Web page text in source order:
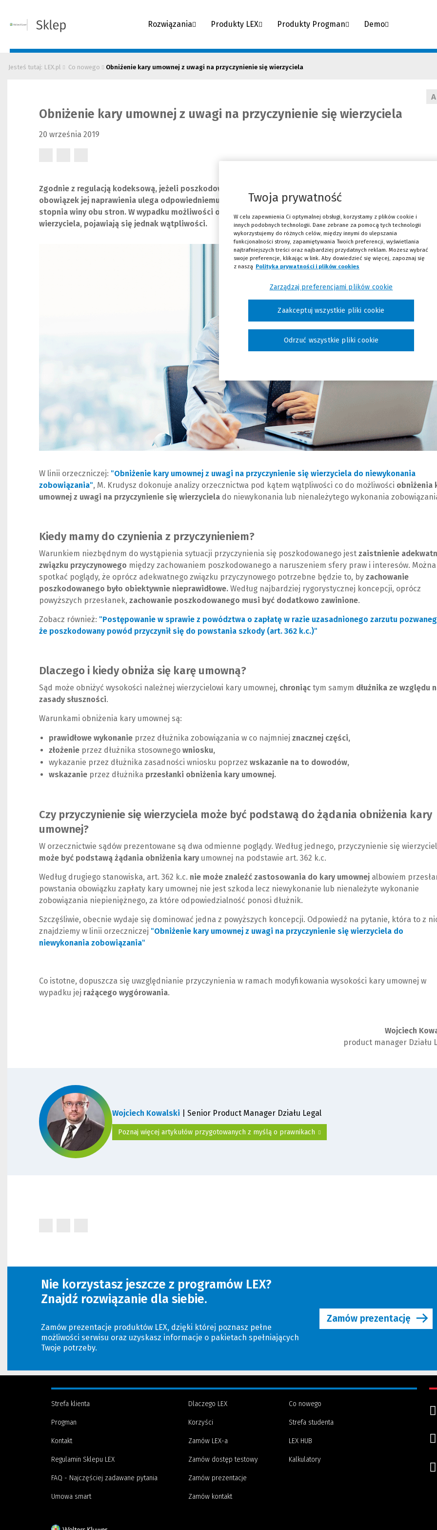
Rozwiązania Produkty LEX Produkty Progman Demo
Jesteś tutaj: LEX.pl Co nowego Obniżenie kary umownej z uwagi na przyczynienie się wierzyciela
A
Obniżenie kary umownej z uwagi na przyczynienie się wierzyciela
20 września 2019
Zgodnie z regulacją kodeksową, jeżeli poszkodowany przyczynił się do powstania lub zwiększenia szkody
obowiązek jej naprawienia ulega odpowiedniemu zmniejszeniu stosownie do okoliczności, a zwłaszcza do
stopnia winy obu stron. W wypadku możliwości obniżania kary umownej z uwagi na przyczynienie się
wierzyciela, pojawiają się jednak wątpliwości.
W linii orzeczniczej: "Obniżenie kary umownej z uwagi na przyczynienie się wierzyciela do niewykonania
zobowiązania"(
N
e
o
k
n
o
)
(
L
k
d
o
i
n
n
e
j
n
y
)
, M. Krudysz dokonuje analizy orzecznictwa pod kątem wątpliwości co do możliwości obniżenia
umownej z uwagi na przyczynienie się wierzyciela do niewykonania lub nienależytego wykonania
Kiedy mamy do czynienia z przyczynieniem?
Warunkiem niezbędnym do wystąpienia sytuacji przyczynienia się poszkodowanego jest zaistnienie
związku przyczynowego między zachowaniem poszkodowanego a naruszeniem sfery praw i interesów.
spotkać poglądy, że oprócz adekwatnego związku przyczynowego potrzebne będzie to, by zachowanie
poszkodowanego było obiektywnie nieprawidłowe. Według najbardziej rygorystycznej koncepcji, oprócz
powyższych przesłanek, zachowanie poszkodowanego musi być dodatkowo zawinione.
Zobacz również: "Postępowanie w sprawie z powództwa o zapłatę w razie uzasadnionego zarzutu
że poszkodowany powód przyczynił się do powstania szkody (art. 362 k.c.)"
o
)
d
n
j
n
Dlaczego i kiedy obniża się karę umowną?
Sąd może obniżyć wysokości należnej wierzycielowi kary umownej, chroniąc tym samym dłużnika ze względu
zasady słuszności.
Warunkami obniżenia kary umownej są:
prawidłowe wykonanie przez dłużnika zobowiązania w co najmniej znacznej części,
złożenie przez dłużnika stosownego wniosku,
wykazanie przez dłużnika zasadności wniosku poprzez wskazanie na to dowodów,
wskazanie przez dłużnika przesłanki obniżenia kary umownej.
Czy przyczynienie się wierzyciela może być podstawą do żądania obniżenia kary
umownej?
W orzecznictwie sądów prezentowane są dwa odmienne poglądy. Według jednego, przyczynienie się
może być podstawą żądania obniżenia kary umownej na podstawie art. 362 k.c.
Według drugiego stanowiska, art. 362 k.c. nie może znaleźć zastosowania do kary umownej albowiem
powstania obowiązku zapłaty kary umownej nie jest szkoda lecz niewykonanie lub nienależyte wykonanie
zobowiązania niepieniężnego, za które odpowiedzialność ponosi dłużnik.
Szczęśliwie, obecnie wydaje się dominować jedna z powyższych koncepcji. Odpowiedź na pytanie, która to z
znajdziemy w linii orzeczniczej "Obniżenie kary umownej z uwagi na przyczynienie się wierzyciela do
niewykonania zobowiązania"
w
e
n
k
o
n
y
Co istotne, dopuszcza się uwzględnianie przyczynienia w ramach modyfikowania wysokości kary umownej w
wypadku jej rażącego wygórowania.
Wojciech
product manager Działu
Wojciech Kowalski | Senior Product Manager Działu Legal
Poznaj więcej artykułów przygotowanych z myślą o prawnikach
Nie korzystasz jeszcze z programów LEX?
Znajdź rozwiązanie dla siebie.
Zamów prezentacje produktów LEX, dzięki której poznasz pełne
możliwości serwisu oraz uzyskasz informacje o pakietach spełniających
Twoje potrzeby.
Zamów prezentację
Strefa klienta
Progman
Kontakt
Regulamin Sklepu LEX
FAQ - Najczęściej zadawane pytania
Umowa smart
Dlaczego LEX
Korzyści
Zamów LEX-a
Zamów dostęp testowy
Zamów prezentacje
Zamów kontakt
Co nowego
Strefa studenta
LEX HUB
strony)
Kalkulatory
Twoja prywatność
W celu zapewnienia Ci optymalnej obsługi, korzystamy z plików cookie i
innych podobnych technologii. Dane zebrane za pomocą tych technologii
wykorzystujemy do różnych celów, między innymi do ulepszania
funkcjonalności strony, zapamiętywania Twoich preferencji, wyświetlania
najtrafniejszych treści oraz najbardziej przydatnych reklam. Możesz wybrać
swoje preferencje, klikając w link. Aby dowiedzieć się więcej, zapoznaj się
z naszą Polityka prywatności i plików cookies
Odrzuć wszystkie pliki cookie
Zaakceptuj wszystkie pliki cookie
Zarządzaj preferencjami plików cookie